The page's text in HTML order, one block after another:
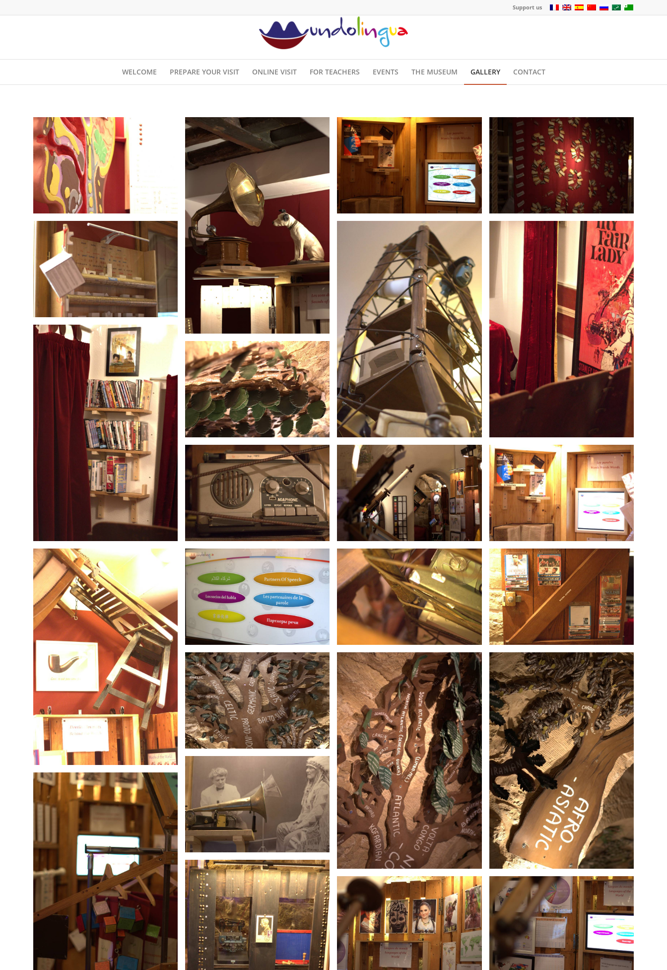
Support us
WELCOME PREPARE YOUR VISIT ONLINE VISIT FOR TEACHERS EVENTS THE MUSEUM GALLERY CONTACT